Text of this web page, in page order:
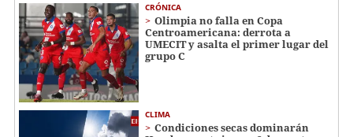
CRÓNICA
Olimpia no falla en Copa
Centroamericana: derrota a
UMECIT y asalta el primer lugar del
grupo C
CLIMA
Condiciones secas dominarán